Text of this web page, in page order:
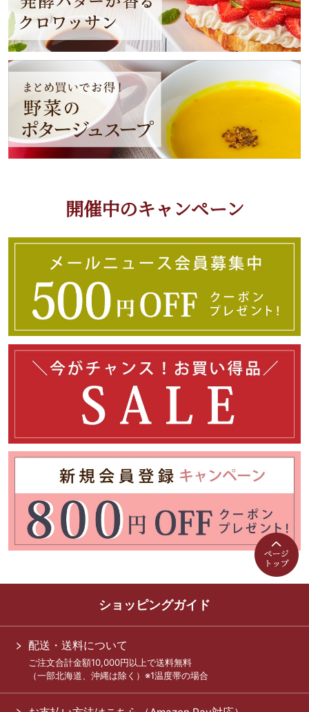
開催中のキャンペーン
ショッピングガイド
配送・送料について
ご注文合計金額10,000円以上で送料無料
（一部北海道、沖縄は除く）※1温度帯の場合